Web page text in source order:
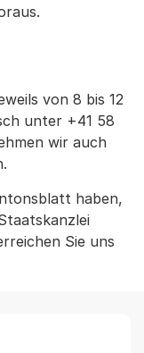
von 8 bis 12
unter +41 58
wir auch
haben,
Sie uns